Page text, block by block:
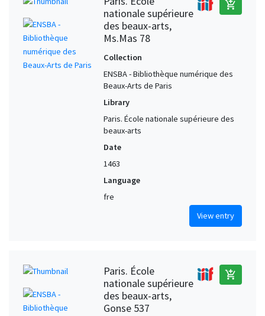
nationale supérieure
des beaux-arts,
Ms.Mas 78
add_shopping_cart
Collection
ENSBA - Bibliothèque numérique des
Beaux-Arts de Paris
Library
Paris. École nationale supérieure des
beaux-arts
Date
1463
Language
fre
View entry
Paris. École
nationale supérieure
des beaux-arts,
Gonse 537
add_shopping_cart